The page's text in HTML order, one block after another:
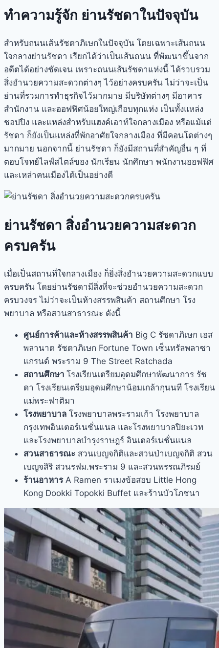
ทำความรู้จัก ย่านรัชดาในปัจจุบัน
สำหรับถนนเส้นรัชดาภิเษกในปัจจุบัน โดยเฉพาะเส้นถนน
ใจกลางย่านรัชดา เรียกได้ว่าเป็นเส้นถนน ที่พัฒนาขึ้นจาก
อดีตได้อย่างชัดเจน เพราะถนนเส้นรัชดาแห่งนี้ ได้รวบรวม
สิ่งอำนวยความสะดวกต่างๆ ไว้อย่างครบครัน ไม่ว่าจะเป็น
ย่านที่รวมการทำธุรกิจไว้มากมาย มีบริษัทต่างๆ มีอาคาร
สำนักงาน และออฟฟิศน้อยใหญ่เกือบทุกแห่ง เป็นทั้งแหล่ง
ชอปปิง และแหล่งสำหรับแฮงค์เอาท์ใจกลางเมือง หรือแม้แต่
รัชดา ก็ยังเป็นแหล่งที่พักอาศัยใจกลางเมือง ที่มีคอนโดต่างๆ
มากมาย นอกจากนี้ ย่านรัชดา ก็ยังมีสถานที่สำคัญอื่น ๆ ที่
ตอบโจทย์ไลฟ์สไตล์ของ นักเรียน นักศึกษา พนักงานออฟฟิศ
และเหล่าคนเมืองได้เป็นอย่างดี
ย่านรัชดา สิ่งอำนวยความสะดวก
ครบครัน
เมื่อเป็นสถานที่ใจกลางเมือง ก็ยิ่งสิ่งอำนวยความสะดวกแบบ
ครบครัน โดยย่านรัชดามีสิ่งที่จะช่วยอำนวยความสะดวก
ครบวงจร ไม่ว่าจะเป็นห้างสรรพสินค้า สถานศึกษา โรง
พยาบาล หรือสวนสาธารณะ ดังนี้
ศูนย์การค้าและห้างสรรพสินค้า Big C รัชดาภิเษก เอส
พลานาด รัชดาภิเษก Fortune Town เซ็นทรัลพลาซา
แกรนด์ พระราม 9 The Street Ratchada
สถานศึกษา โรงเรียนเตรียมอุดมศึกษาพัฒนาการ รัช
ดา โรงเรียนเตรียมอุดมศึกษาน้อมเกล้ากุนนที โรงเรียน
แม่พระฟาติมา
โรงพยาบาล โรงพยาบาลพระรามเก้า โรงพยาบาล
กรุงเทพอินเตอร์เนชั่นแนล และโรงพยาบาลปิยะเวท
และโรงพยาบาลบำรุงราษฎร์ อินเตอร์เนชั่นแนล
สวนสาธารณะ สวนเบญจกิติและสวนป่าเบญจกิติ สวน
เบญจสิริ สวนรฟม.พระราม 9 และสวนพรรณภิรมย์
ร้านอาหารA Ramen ราเมงข้อสอบ Little Hong
Kong Dookki Topokki Buffet และร้านบัวโภชนา